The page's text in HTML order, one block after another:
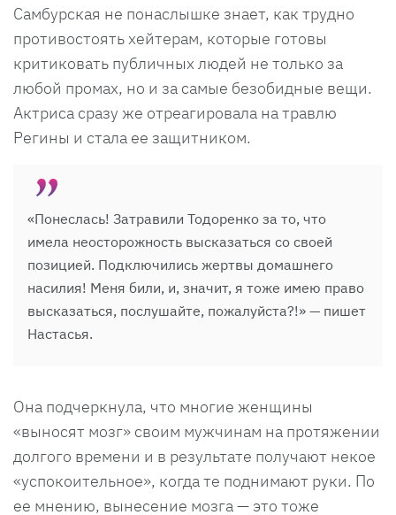
Самбурская не понаслышке знает, как трудно
противостоять хейтерам, которые готовы
критиковать публичных людей не только за
любой промах, но и за самые безобидные вещи.
Актриса сразу же отреагировала на травлю
Регины и стала ее защитником.
«Понеслась! Затравили Тодоренко за то, что
имела неосторожность высказаться со своей
позицией. Подключились жертвы домашнего
насилия! Меня били, и, значит, я тоже имею право
высказаться, послушайте, пожалуйста?!» — пишет
Настасья.
Она подчеркнула, что многие женщины
«выносят мозг» своим мужчинам на протяжении
долгого времени и в результате получают некое
«успокоительное», когда те поднимают руки. По
ее мнению, вынесение мозга — это тоже